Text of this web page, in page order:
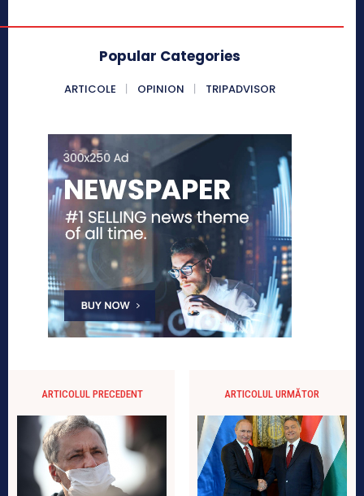
Popular Categories
ARTICOLE OPINION TRIPADVISOR
ARTICOLUL PRECEDENT ARTICOLUL URMĂTOR